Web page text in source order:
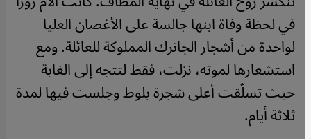
في لحظة وفاة ابنها جالسة على الأغصان العليا
لواحدة من أشجار الجانرك المملوكة للعائلة. ومع
استشعارها لموته، نزلت، فقط لتتجه إلى الغابة
حيث تسلّقت أعلى شجرة بلوط وجلست فيها لمدة
ثلاثة أيام.